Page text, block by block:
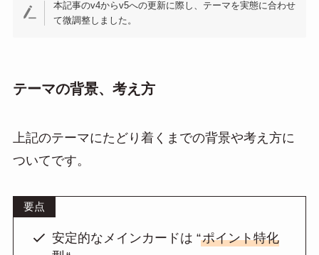
本記事のv4からv5への更新に際し、テーマを実態に合わせ
て微調整しました。
テーマの背景、考え方
上記のテーマにたどり着くまでの背景や考え方に
ついてです。
要点
安定的なメインカードは “ポイント特化